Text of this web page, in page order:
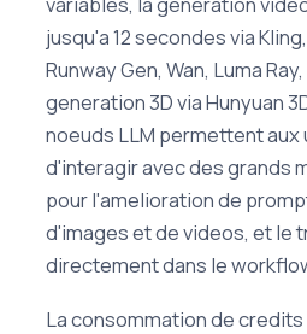
jusqu'a 12 secondes via
Runway Gen, Wan, Luma
generation 3D via Hunyuan
noeuds LLM permettent
d'interagir avec des grands
pour l'amelioration de
d'images et de videos, et le
directement dans le
La consommation de credits